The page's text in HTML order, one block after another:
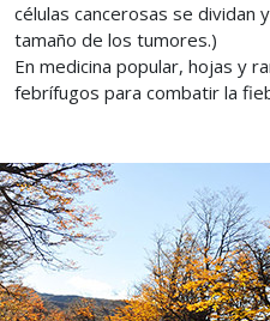
células cancerosas se dividan
tamaño de los tumores.)
En medicina popular, hojas y
febrífugos para combatir la